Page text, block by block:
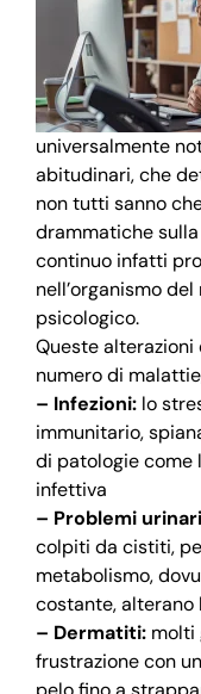
universalmente
abitudinari, che
non tutti sanno
drammatiche
continuo infatti
nell’organismo
psicologico.
Queste alterazioni
numero di
– Infezioni: lo
immunitario,
di patologie come
infettiva
– Problemi
colpiti da cistiti,
metabolismo,
costante, alterano
– Dermatiti: molti
frustrazione con